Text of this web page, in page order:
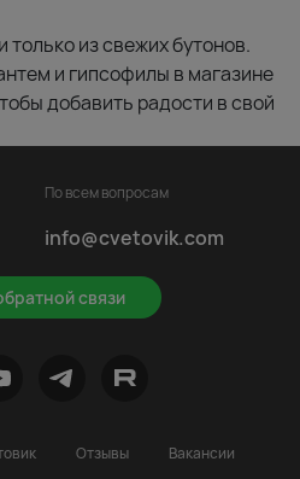
из свежих бутонов.
и гипсофилы в магазине
добавить радости в свой
связи
По всем вопросам
info@cvetovik.com
Отзывы
Вакансии